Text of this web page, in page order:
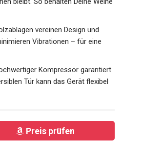
vereinen Design und
Vibrationen – für eine
Kompressor garantiert
Tür kann das Gerät flexibel
Preis prüfen